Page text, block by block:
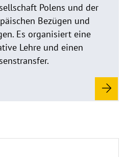
p
e
n
Polens und der
Bezügen und
Es organisiert eine
Lehre und einen